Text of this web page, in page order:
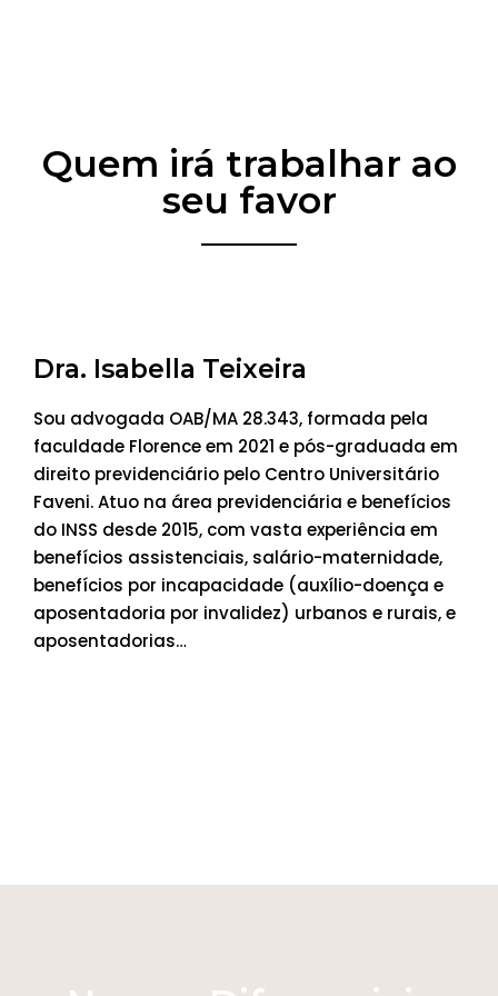
Quem irá trabalhar ao
seu favor
Dra. Isabella Teixeira
Sou advogada OAB/MA 28.343, formada pela
faculdade Florence em 2021 e pós-graduada em
direito previdenciário pelo Centro Universitário
Faveni. Atuo na área previdenciária e benefícios
do INSS desde 2015, com vasta experiência em
benefícios assistenciais, salário-maternidade,
benefícios por incapacidade (auxílio-doença e
aposentadoria por invalidez) urbanos e rurais, e
aposentadorias…